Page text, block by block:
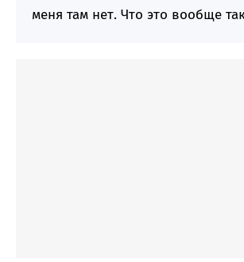
меня там нет. Что это вообще